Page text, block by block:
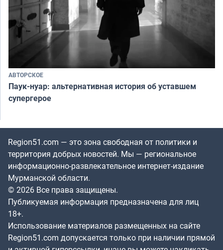
АВТОРСКОЕ
Паук-нуар: альтернативная история об уставшем
супергерое
Region51.com — это зона свободная от политики и
территория добрых новостей. Мы — региональное
информационно-развлекательное интернет-издание
Мурманской области.
© 2026 Все права защищены.
Публикуемая информация предназначена для лиц
18+.
Использование материалов размещенных на сайте
Region51.com допускается только при наличии прямой